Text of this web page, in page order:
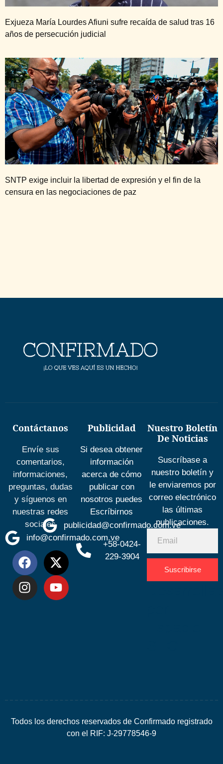
Exjueza María Lourdes Afiuni sufre recaída de salud tras 16
años de persecución judicial
SNTP exige incluir la libertad de expresión y el fin de la
censura en las negociaciones de paz
Contáctanos
Envíe sus
comentarios,
informaciones,
preguntas, dudas
y síguenos en
nuestras redes
sociales
info@confirmado.com.ve
Publicidad
Si desea obtener
información
acerca de cómo
publicar con
nosotros puedes
Escríbirnos
publicidad@confirmado.com.ve
+58-0424-
229-3904
Nuestro Boletín
De Noticias
Suscríbase a
nuestro boletín y
le enviaremos por
correo electrónico
las últimas
publicaciones.
Suscribirse
Todos los derechos reservados de Confirmado registrado
con el RIF: J-29778546-9